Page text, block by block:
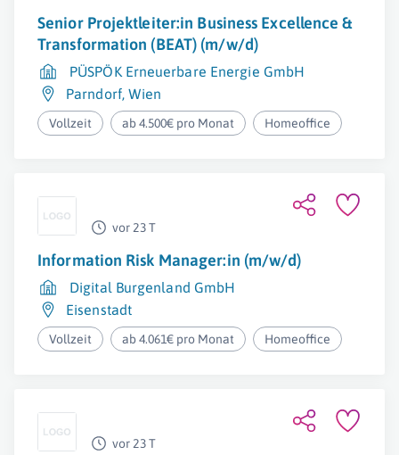
Senior Projektleiter:in Business Excellence &
Transformation (BEAT) (m/w/d)
PÜSPÖK Erneuerbare Energie GmbH
Parndorf,Wien
Vollzeit ab 4.500€ pro Monat Homeoffice
vor 23 T
Information Risk Manager:in (m/w/d)
Digital Burgenland GmbH
Eisenstadt
Vollzeit ab 4.061€ pro Monat Homeoffice
vor 23 T